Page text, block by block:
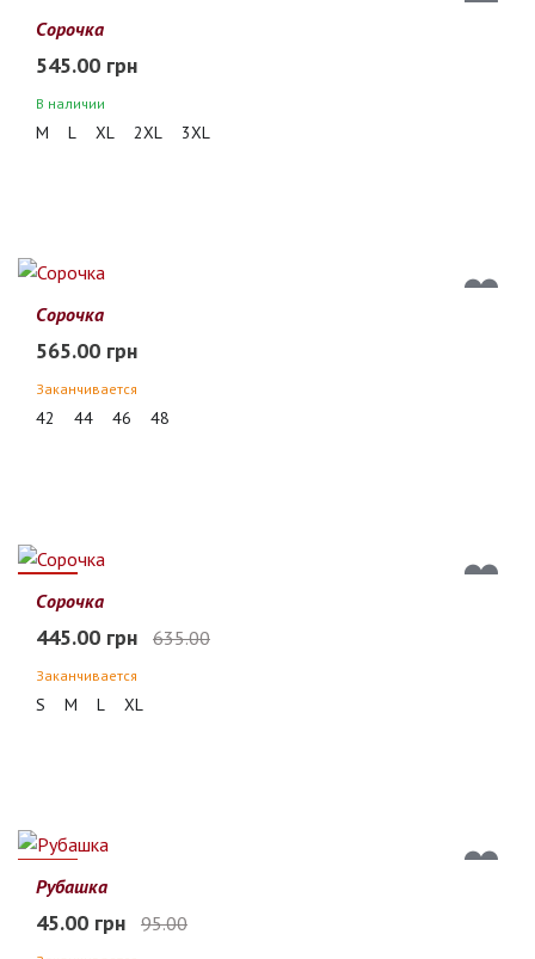
Сорочка
545.00 грн
В наличии
M L XL 2XL 3XL
Сорочка
565.00 грн
Заканчивается
42 44 46 48
30%
Сорочка
445.00 грн 635.00
Заканчивается
S M L XL
53%
Рубашка
45.00 грн 95.00